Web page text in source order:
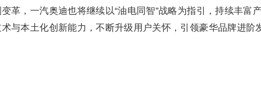
革，一汽奥迪也将继续以“油电同智”战略为指引，持续丰富
与本土化创新能力，不断升级用户关怀，引领豪华品牌进阶